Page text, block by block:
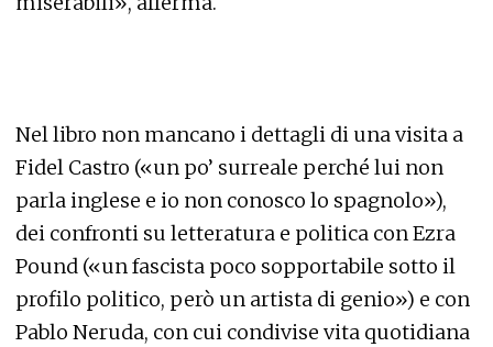
Nel libro non mancano i dettagli di una visita a
Fidel Castro («un po’ surreale perché lui non
parla inglese e io non conosco lo spagnolo»),
dei confronti su letteratura e politica con Ezra
Pound («un fascista poco sopportabile sotto il
profilo politico, però un artista di genio») e con
Pablo Neruda, con cui condivise vita quotidiana